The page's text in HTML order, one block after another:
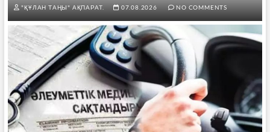
"ҚҰЛАН ТАҢЫ" АҚПАРАТ. 07.08.2026 NO COMMENTS